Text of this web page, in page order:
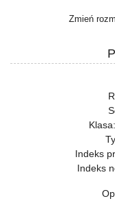
Zmień
Klasa:
Indeks
Indeks